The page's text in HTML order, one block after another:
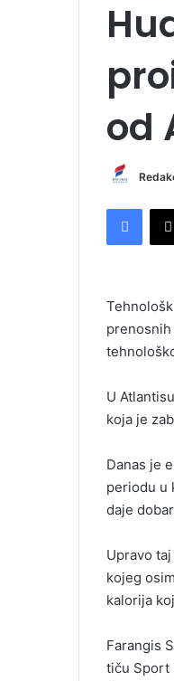
od
U
koja je
Danas je
periodu u
daje
Upravo
kojeg
kalorija
Farangis
tiču Sport